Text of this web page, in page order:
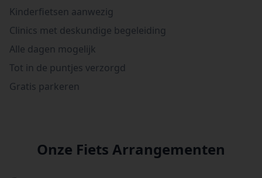
Kinderfietsen aanwezig
Clinics met deskundige begeleiding
Alle dagen mogelijk
Tot in de puntjes verzorgd
Gratis parkeren
Onze Fiets Arrangementen